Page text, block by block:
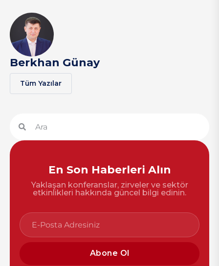
Berkhan Günay
Tüm Yazılar
En Son Haberleri Alın
Yaklaşan konferanslar, zirveler ve sektör
etkinlikleri hakkında güncel bilgi edinin.
Abone Ol